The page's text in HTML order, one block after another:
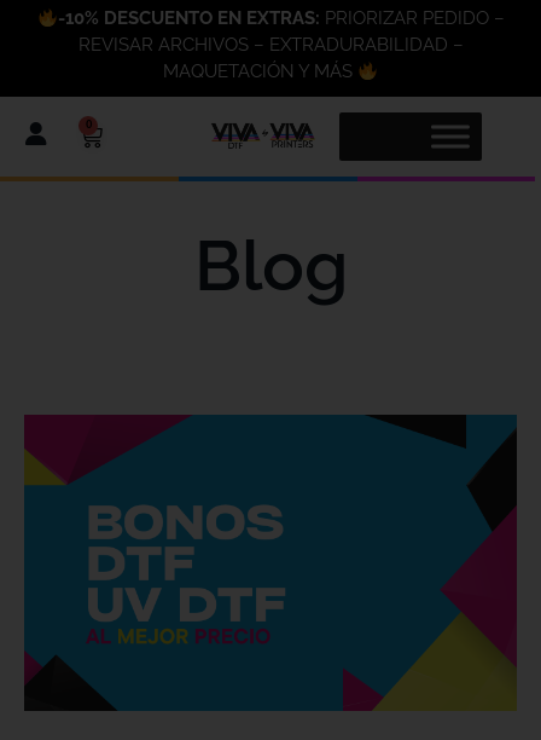
-10% DESCUENTO EN EXTRAS: PRIORIZAR PEDIDO –
REVISAR ARCHIVOS – EXTRADURABILIDAD –
MAQUETACIÓN Y MÁS
0
Blog